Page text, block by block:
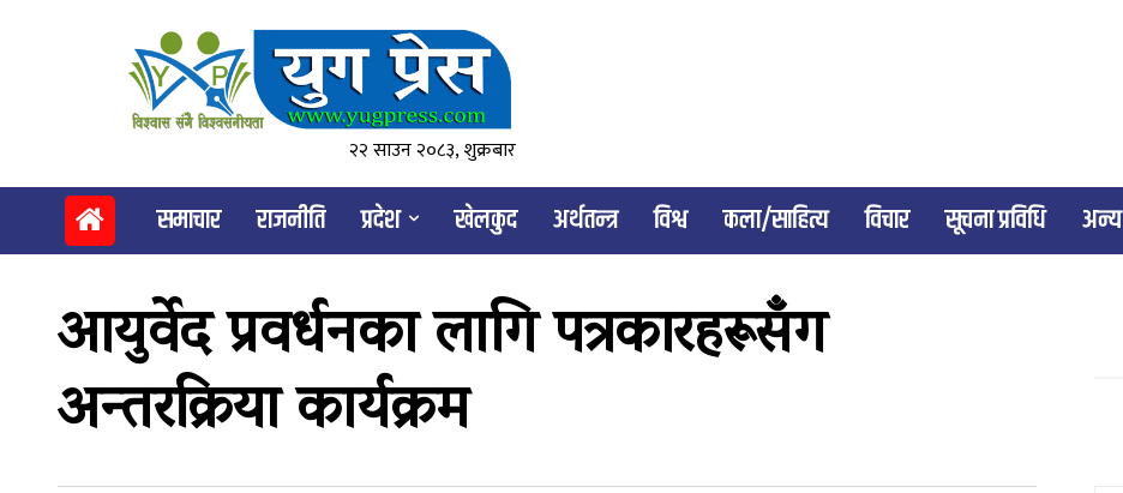
२२ साउन २०८३, शुक्रबार
समाचार राजनीति प्रदेश खेलकुद अर्थतन्त्र विश्व कला/साहित्य विचार सूचना प्रविधि अन्य
आयुर्वेद प्रवर्धनका लागि पत्रकारहरूसँग
अन्तरक्रिया कार्यक्रम